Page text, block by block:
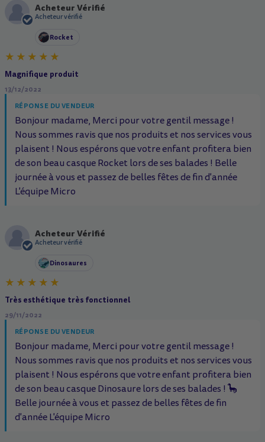
A
Acheteur Vérifié
Acheteur vérifié
Rocket
Magnifique produit
13/12/2022
RÉPONSE DU VENDEUR
Bonjour madame, Merci pour votre gentil message !
Nous sommes ravis que nos produits et nos services vous
plaisent ! Nous espérons que votre enfant profitera bien
de son beau casque Rocket lors de ses balades ! Belle
journée à vous et passez de belles fêtes de fin d'année
L'équipe Micro
A
Acheteur Vérifié
Acheteur vérifié
Dinosaures
Très esthétique très fonctionnel
29/11/2022
RÉPONSE DU VENDEUR
Bonjour madame, Merci pour votre gentil message !
Nous sommes ravis que nos produits et nos services vous
plaisent ! Nous espérons que votre enfant profitera bien
de son beau casque Dinosaure lors de ses balades ! 🦕
Belle journée à vous et passez de belles fêtes de fin
d'année L'équipe Micro